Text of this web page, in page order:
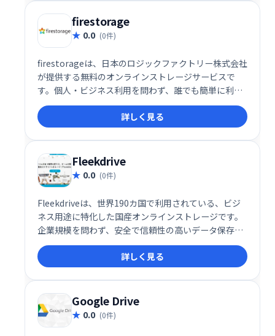
firestorage
0.0 (0件)
firestorageは、日本のロジックファクトリー株式会社
が提供する無料のオンラインストレージサービスで
す。個人・ビジネス利用を問わず、誰でも簡単に利用
できます。 大容量のファイル保存や共有が可能なた
め、個人利用からビジネス利用まで幅広い用途で活用
できます。
詳しく見る
Fleekdrive
0.0 (0件)
Fleekdriveは、世界190カ国で利用されている、ビジ
ネス用途に特化した国産オンラインストレージです。
企業規模を問わず、安全で信頼性の高いデータ保存環
境を提供します。 高いセキュリティと安定性を備え、
スムーズなファイル共有と管理を実現し、ビジネスの
生産性向上をサポートします。
詳しく見る
Google Drive
0.0 (0件)